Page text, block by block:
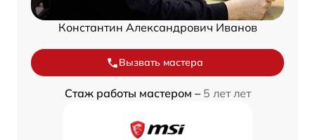
Константин Александрович Иванов
Вызвать мастера
Стаж работы мастером – 5 лет лет